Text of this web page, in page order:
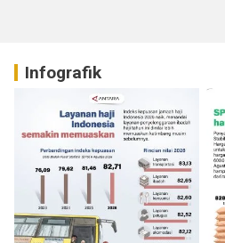
Infografik